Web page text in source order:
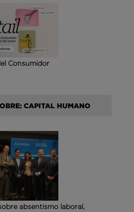
Consumidor
CAPITAL HUMANO
absentismo laboral,